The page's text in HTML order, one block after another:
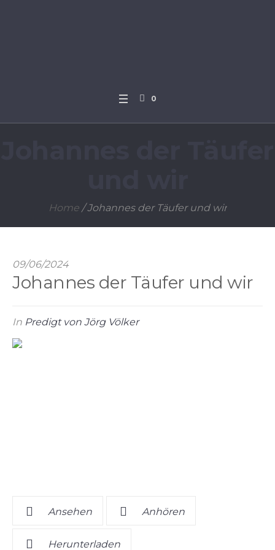
0
Home /Johannes der Täufer und wir
09/06/2024
Johannes der Täufer und wir
In Predigt von Jörg Völker
Ansehen Anhören
Herunterladen